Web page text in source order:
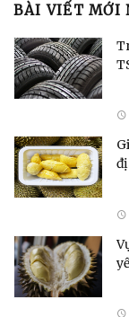
BÀI VIẾT MỚI